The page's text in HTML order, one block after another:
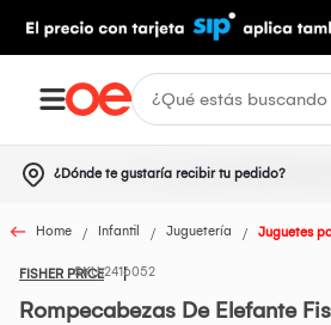
¿Dónde te gustaría recibir tu pedido?
Home Infantil Juguetería Juguetes
FISHER PRICE2416052
Rompecabezas De Elefante